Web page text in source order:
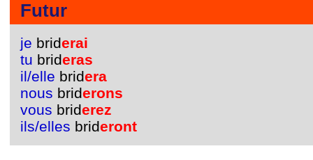
Futur
je briderai
tu brideras
il/elle bridera
nous briderons
vous briderez
ils/elles brideront